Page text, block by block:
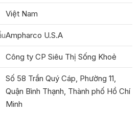
Việt Nam
Ampharco U.S.A
Công ty CP Siêu Thị Sống Khoẻ
Số 58 Trần Quý Cáp, Phường 11,
Quận Bình Thạnh, Thành phố Hồ Chí
Minh